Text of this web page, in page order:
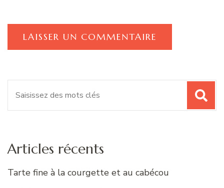
Articles récents
Tarte fine à la courgette et au cabécou